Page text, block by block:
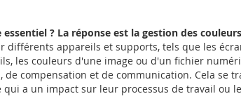
? La réponse est la gestion des couleurs
appareils et supports, tels que les
les couleurs d'une image ou d'un fichier
compensation et de communication. Cela se
a un impact sur leur processus de travail ou